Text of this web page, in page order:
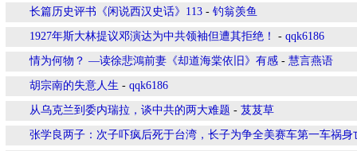
长篇历史评书《闲说西汉史话》113 - 钓翁羡鱼
1927年斯大林提议邓演达为中共领袖但遭其拒绝！ - qqk6186
情为何物？ —读徐悲鴻前妻《却道海棠依旧》有感 - 慧言燕语
胡宗南的失意人生 - qqk6186
从乌克兰到委内瑞拉，谈中共的两大难题 - 芨芨草
张学良两子：次子吓疯后死于台湾，长子为争全美赛车第一车祸身